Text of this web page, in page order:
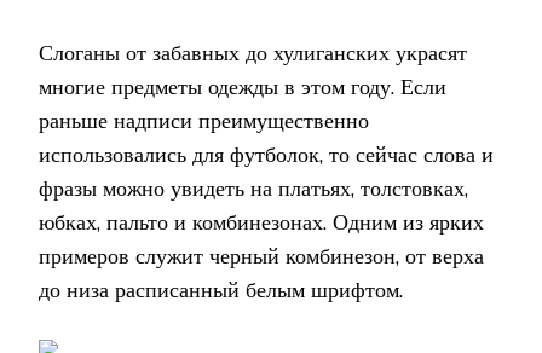
Слоганы от забавных до хулиганских украсят
многие предметы одежды в этом году. Если
раньше надписи преимущественно
использовались для футболок, то сейчас слова и
фразы можно увидеть на платьях, толстовках,
юбках, пальто и комбинезонах. Одним из ярких
примеров служит черный комбинезон, от верха
до низа расписанный белым шрифтом.